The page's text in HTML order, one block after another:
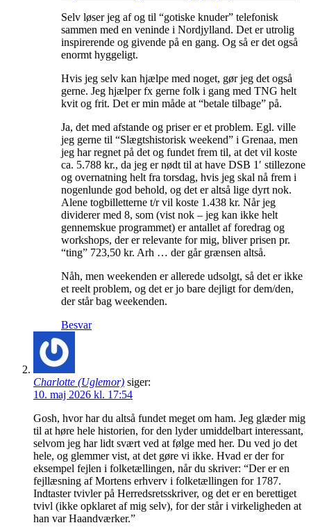
Selv løser jeg af og til “gotiske knuder” telefonisk
sammen med en veninde i Nordjylland. Det er utrolig
inspirerende og givende på en gang. Og så er det også
enormt hyggeligt.
Hvis jeg selv kan hjælpe med noget, gør jeg det også
gerne. Jeg hjælper fx gerne folk i gang med TNG helt
kvit og frit. Det er min måde at “betale tilbage” på.
Ja, det med afstande og priser er et problem. Egl. ville
jeg gerne til “Slægtshistorisk weekend” i Grenaa, men
jeg har regnet på det og fundet frem til, at det vil koste
ca. 5.788 kr., da jeg er nødt til at have DSB 1′ stillezone
og overnatning helt fra torsdag, hvis jeg skal nå frem i
nogenlunde god behold, og det er altså lige dyrt nok.
Alene togbilletterne t/r vil koste 1.438 kr. Når jeg
dividerer med 8, som (vist nok – jeg kan ikke helt
gennemskue programmet) er antallet af foredrag og
workshops, der er relevante for mig, bliver prisen pr.
“ting” 723,50 kr. Arh … der går grænsen altså.
Nåh, men weekenden er allerede udsolgt, så det er ikke
et reelt problem, og det er jo bare dejligt for dem/den,
der står bag weekenden.
Besvar
Charlotte (Uglemor) siger:
10. maj 2026 kl. 17:54
Gosh, hvor har du altså fundet meget om ham. Jeg glæder mig
til at høre hele historien, for den lyder umiddelbart interessant,
selvom jeg har lidt svært ved at følge med her. Du ved jo det
hele, og glemmer vist, at det gøre vi ikke. Hvad er der for
eksempel fejlen i folketællingen, når du skriver: “Der er en
fejllæsning af Mortens erhverv i folketællingen for 1787.
Indtaster tvivler på Herredsretsskriver, og det er en berettiget
tvivl (ikke opklaret af mig selv), for der står i virkeligheden at
han var Haandværker.”